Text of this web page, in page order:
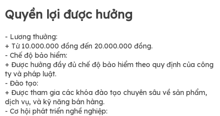
Quyền lợi được hưởng
- Lương thưởng:
+ Từ 10.000.000 đồng đến 20.000.000 đồng.
- Chế độ bảo hiểm:
+ Được hưởng đầy đủ chế độ bảo hiểm theo quy định của công
ty và pháp luật.
- Đào tạo:
+ Được tham gia các khóa đào tạo chuyên sâu về sản phẩm,
dịch vụ, và kỹ năng bán hàng.
- Cơ hội phát triển nghề nghiệp: